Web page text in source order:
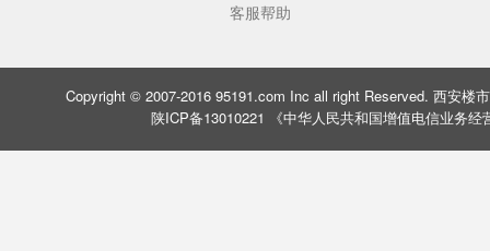
客服帮助
Copyright © 2007-2016 95191.com Inc all right Reserved. 西安楼
陕ICP备13010221 《中华人民共和国增值电信业务经